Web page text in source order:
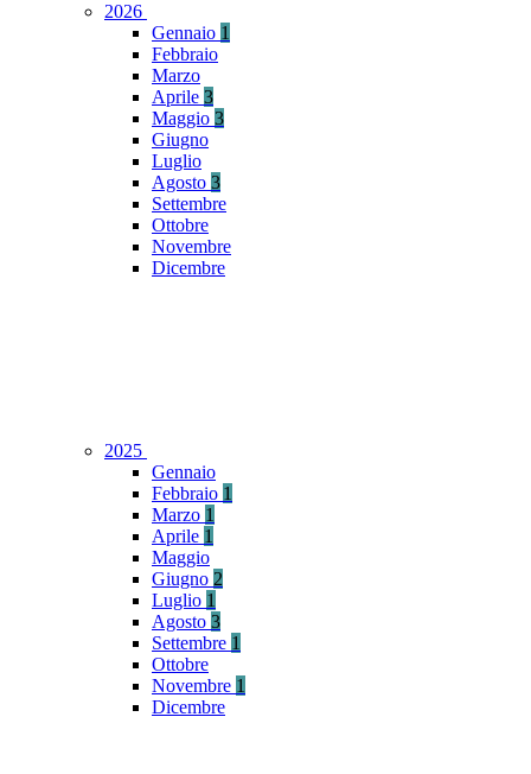
2026
Gennaio 1
Febbraio
Marzo
Aprile 3
Maggio 3
Giugno
Luglio
Agosto 3
Settembre
Ottobre
Novembre
Dicembre
2025
Gennaio
Febbraio 1
Marzo 1
Aprile 1
Maggio
Giugno 2
Luglio 1
Agosto 3
Settembre 1
Ottobre
Novembre 1
Dicembre